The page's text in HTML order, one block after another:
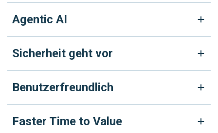
Agentic AI
Sicherheit geht vor
Benutzerfreundlich
Faster Time to Value